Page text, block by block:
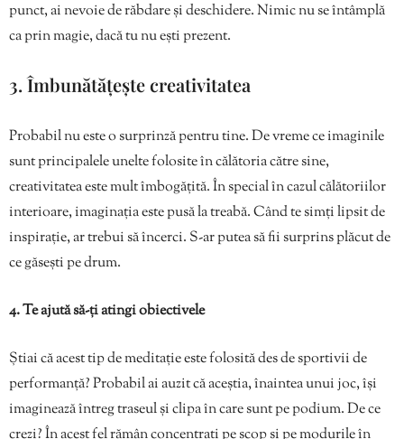
punct, ai nevoie de răbdare și deschidere. Nimic nu se întâmplă
ca prin magie, dacă tu nu ești prezent.
3. Îmbunătățește creativitatea
Probabil nu este o surprinză pentru tine. De vreme ce imaginile
sunt principalele unelte folosite în călătoria către sine,
creativitatea este mult îmbogățită. În special în cazul călătoriilor
interioare, imaginația este pusă la treabă. Când te simți lipsit de
inspirație, ar trebui să încerci. S-ar putea să fii surprins plăcut de
ce găsești pe drum.
4. Te ajută să-ți atingi obiectivele
Știai că acest tip de meditație este folosită des de sportivii de
performanță? Probabil ai auzit că aceștia, înaintea unui joc, își
imaginează întreg traseul și clipa în care sunt pe podium. De ce